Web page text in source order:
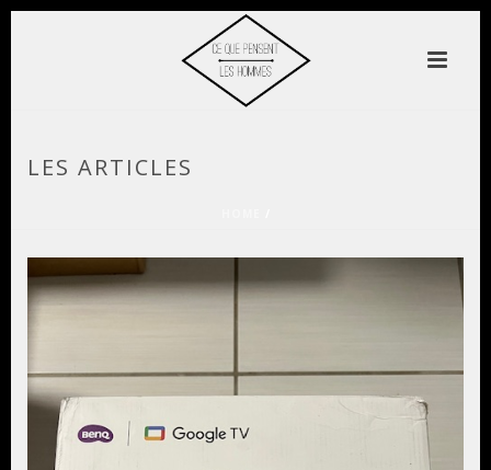
LES ARTICLES